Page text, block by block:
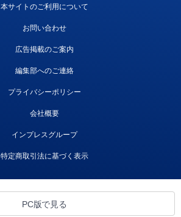
本サイトのご利用について
お問い合わせ
広告掲載のご案内
編集部へのご連絡
プライバシーポリシー
会社概要
インプレスグループ
特定商取引法に基づく表示
PC版で見る